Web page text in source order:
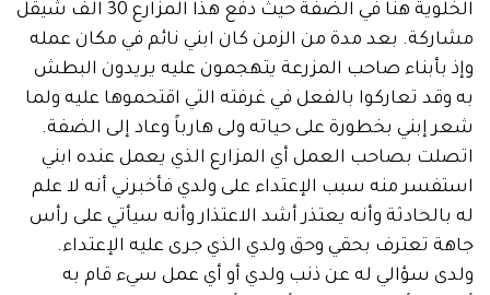
الخلوية هنا في الضفة حيث دفع هذا المزارع 30 الف شيقل
بعد مدة من الزمن كان ابني نائم في مكان عمله
صاحب المزرعة يتهجمون عليه يريدون البطش
تعاركوا بالفعل في غرفته التي اقتحموها عليه ولما
بخطورة على حياته ولى هارباً وعاد إلى الضفة.
بصاحب العمل أي المزارع الذي يعمل عنده ابني
منه سبب الإعتداء على ولدي فأخبرني أنه لا علم
وأنه يعتذر أشد الاعتذار وأنه سيأتي على رأس
تعترف بحقي وحق ولدي الذي جرى عليه الإعتداء.
سؤالي له عن ذنب ولدي أو أي عمل سيء قام به